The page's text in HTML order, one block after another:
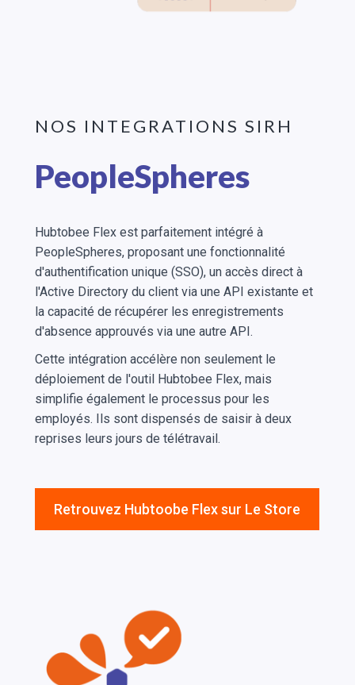
NOS INTEGRATIONS SIRH
PeopleSpheres
Hubtobee Flex est parfaitement intégré à
PeopleSpheres, proposant une fonctionnalité
d'authentification unique (SSO), un accès direct à
l'Active Directory du client via une API existante et
la capacité de récupérer les enregistrements
d'absence approuvés via une autre API.
Cette intégration accélère non seulement le
déploiement de l'outil Hubtobee Flex, mais
simplifie également le processus pour les
employés. Ils sont dispensés de saisir à deux
reprises leurs jours de télétravail.
Retrouvez Hubtoobe Flex sur Le Store